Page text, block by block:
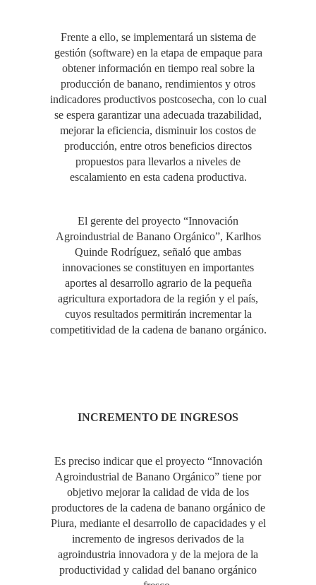
Frente a ello, se implementará un sistema de
gestión (software) en la etapa de empaque para
obtener información en tiempo real sobre la
producción de banano, rendimientos y otros
indicadores productivos postcosecha, con lo cual
se espera garantizar una adecuada trazabilidad,
mejorar la eficiencia, disminuir los costos de
producción, entre otros beneficios directos
propuestos para llevarlos a niveles de
escalamiento en esta cadena productiva.
El gerente del proyecto “Innovación
Agroindustrial de Banano Orgánico”, Karlhos
Quinde Rodríguez, señaló que ambas
innovaciones se constituyen en importantes
aportes al desarrollo agrario de la pequeña
agricultura exportadora de la región y el país,
cuyos resultados permitirán incrementar la
competitividad de la cadena de banano orgánico.
INCREMENTO DE INGRESOS
Es preciso indicar que el proyecto “Innovación
Agroindustrial de Banano Orgánico” tiene por
objetivo mejorar la calidad de vida de los
productores de la cadena de banano orgánico de
Piura, mediante el desarrollo de capacidades y el
incremento de ingresos derivados de la
agroindustria innovadora y de la mejora de la
productividad y calidad del banano orgánico